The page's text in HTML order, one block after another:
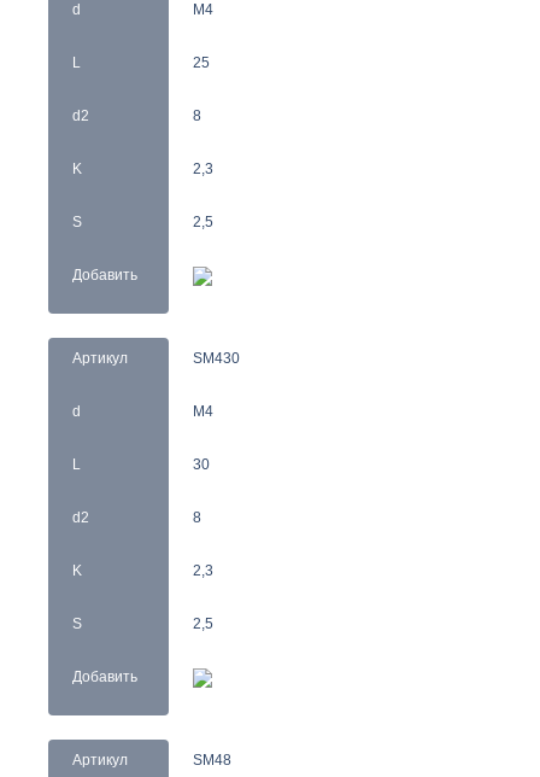
d
L
d2
K
S
Добавить
M4
25
8
2,3
2,5
Артикул
d
L
d2
K
S
Добавить
SM430
M4
30
8
2,3
2,5
Артикул SM48